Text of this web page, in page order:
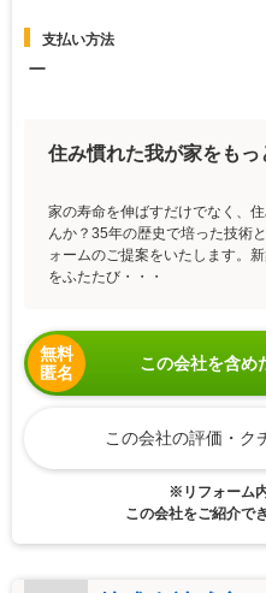
支払い方法
ー
住み慣れた我が家をもっ
家の寿命を伸ばすだけでなく、
んか？35年の歴史で培った技術
ォームのご提案をいたします。
をふたたび・・・
無料
匿名
この会社を含め
この会社の評価・ク
※リフォーム
この会社をご紹介で